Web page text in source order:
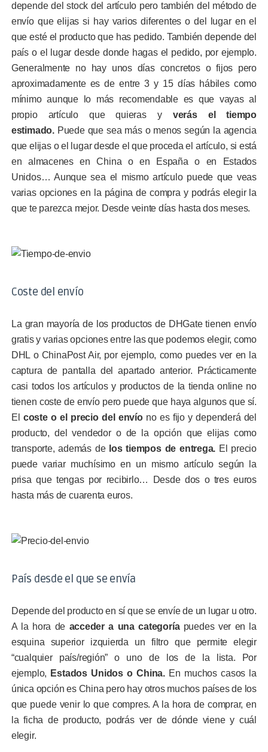
depende del stock del artículo pero también del método de
envío que elijas si hay varios diferentes o del lugar en el
que esté el producto que has pedido. También depende del
país o el lugar desde donde hagas el pedido, por ejemplo.
Generalmente no hay unos días concretos o fijos pero
aproximadamente es de entre 3 y 15 días hábiles como
mínimo aunque lo más recomendable es que vayas al
propio artículo que quieras y verás el tiempo
estimado.Puede que sea más o menos según la agencia
que elijas o el lugar desde el que proceda el artículo, si está
en almacenes en China o en España o en Estados
Unidos… Aunque sea el mismo artículo puede que veas
varias opciones en la página de compra y podrás elegir la
que te parezca mejor. Desde veinte días hasta dos meses.
Coste del envío
La gran mayoría de los productos de DHGate tienen envío
gratis y varias opciones entre las que podemos elegir, como
DHL o ChinaPost Air, por ejemplo, como puedes ver en la
captura de pantalla del apartado anterior. Prácticamente
casi todos los artículos y productos de la tienda online no
tienen coste de envío pero puede que haya algunos que sí.
El coste o el precio del envíono es fijo y dependerá del
producto, del vendedor o de la opción que elijas como
transporte, además de los tiempos de entrega. El precio
puede variar muchísimo en un mismo artículo según la
prisa que tengas por recibirlo… Desde dos o tres euros
hasta más de cuarenta euros.
País desde el que se envía
Depende del producto en sí que se envíe de un lugar u otro.
A la hora de acceder a una categoríapuedes ver en la
esquina superior izquierda un filtro que permite elegir
“cualquier país/región” o uno de los de la lista. Por
ejemplo, Estados Unidos o China. En muchos casos la
única opción es China pero hay otros muchos países de los
que puede venir lo que compres. A la hora de comprar, en
la ficha de producto, podrás ver de dónde viene y cuál
elegir.